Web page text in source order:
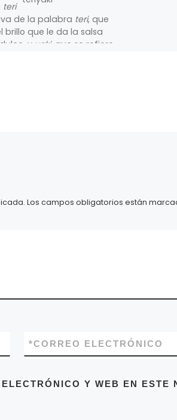
teri
de la palabra teri, que
brillo que le da la salsa
y yaki, que se refiere
Los campos obligatorios están
CORREO ELECTRÓNICO
*
Y WEB EN ESTE